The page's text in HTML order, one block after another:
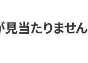
当たりません